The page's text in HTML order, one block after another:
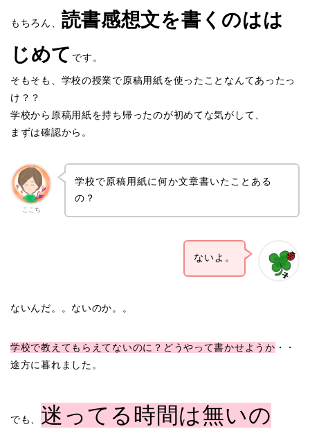
もちろん、 読書感想文を書くのはは
じめて です。
そもそも、学校の授業で原稿用紙を使ったことなんてあったっ
け？？
学校から原稿用紙を持ち帰ったのが初めてな気がして、
まずは確認から。
ここち
学校で原稿用紙に何か文章書いたことある
の？
ないよ。
ないんだ。。ないのか。。
学校で教えてもらえてないのに？どうやって書かせようか ・・
途方に暮れました。
でも、 迷ってる時間は無いの